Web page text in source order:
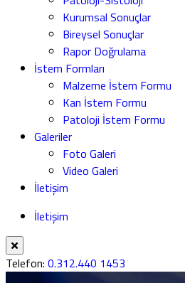
Kurumsal Sonuçlar
Bireysel Sonuçlar
Rapor Doğrulama
İstem Formları
Malzeme İstem Formu
Kan İstem Formu
Patoloji İstem Formu
Galeriler
Foto Galeri
Video Galeri
İletişim
İletişim
Telefon: 0.312.440 1453